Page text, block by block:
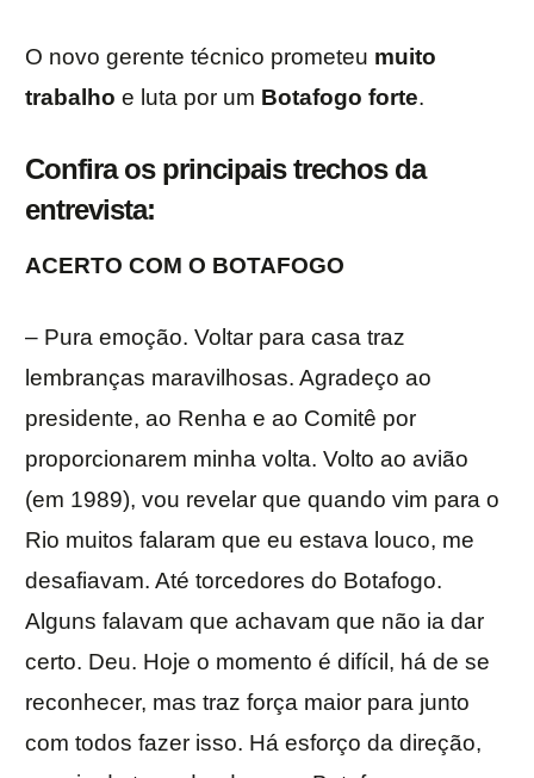
O novo gerente técnico prometeu muito
trabalho e luta por um Botafogo forte.
Confira os principais trechos da
entrevista:
ACERTO COM O BOTAFOGO
– Pura emoção. Voltar para casa traz
lembranças maravilhosas. Agradeço ao
presidente, ao Renha e ao Comitê por
proporcionarem minha volta. Volto ao avião
(em 1989), vou revelar que quando vim para o
Rio muitos falaram que eu estava louco, me
desafiavam. Até torcedores do Botafogo.
Alguns falavam que achavam que não ia dar
certo. Deu. Hoje o momento é difícil, há de se
reconhecer, mas traz força maior para junto
com todos fazer isso. Há esforço da direção,